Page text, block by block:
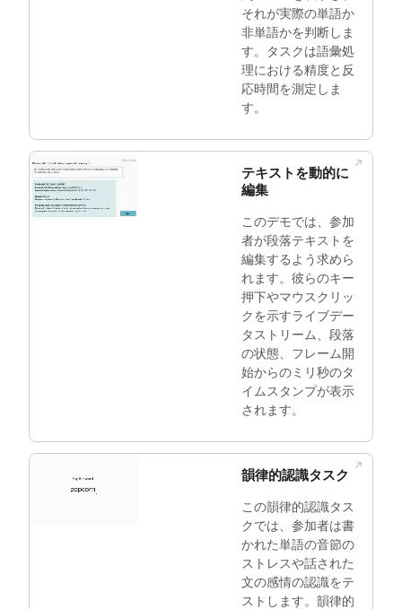
それが実際の単語か
非単語かを判断しま
す。タスクは語彙処
理における精度と反
応時間を測定しま
す。
テキストを動的に
編集
このデモでは、参加
者が段落テキストを
編集するよう求めら
れます。彼らのキー
押下やマウスクリッ
クを示すライブデー
タストリーム、段落
の状態、フレーム開
始からのミリ秒のタ
イムスタンプが表示
されます。
韻律的認識タスク
この韻律的認識タス
クでは、参加者は書
かれた単語の音節の
ストレスや話された
文の感情の認識をテ
ストします。韻律的